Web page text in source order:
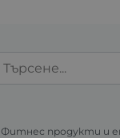
Фитнес продукти и